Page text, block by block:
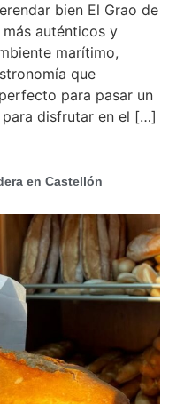
bien El Grao de
auténticos y
marítimo,
que
para pasar un
disfrutar en el […]
en Castellón